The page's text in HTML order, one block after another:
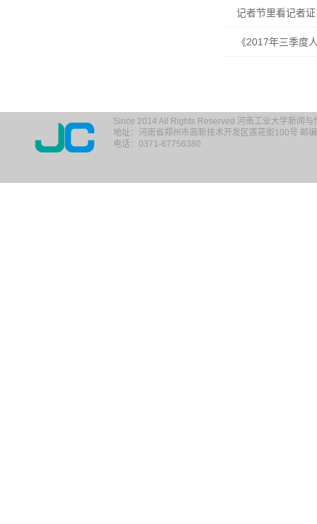
记者节里看记者
《2017年三季度
Since 2014 All Rights Reserved 河南工业大学新闻与
地址：河南省郑州市高新技术开发区莲花街100号 邮
电话：0371-67756380